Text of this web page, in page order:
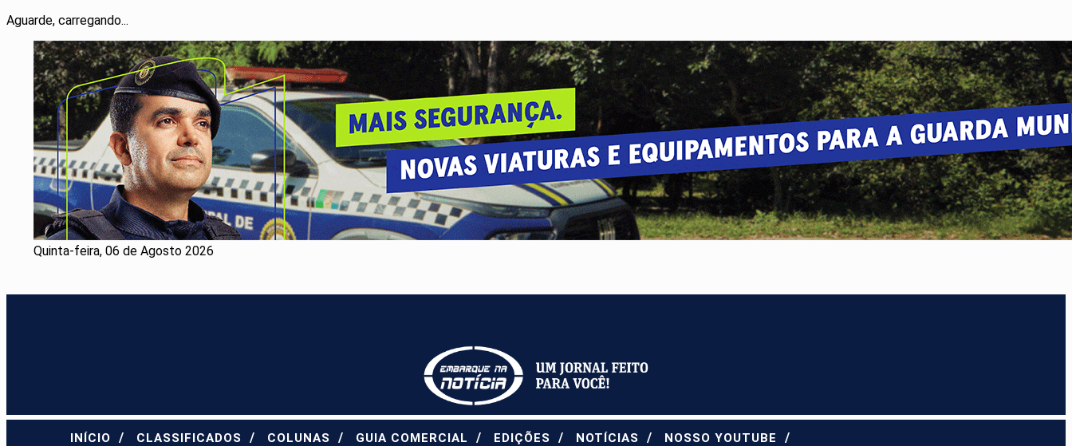
Aguarde, carregando...
Quinta-feira, 06 de Agosto 2026
INÍCIO / CLASSIFICADOS / COLUNAS / GUIA COMERCIAL / EDIÇÕES / NOTÍCIAS / NOSSO YOUTUBE /